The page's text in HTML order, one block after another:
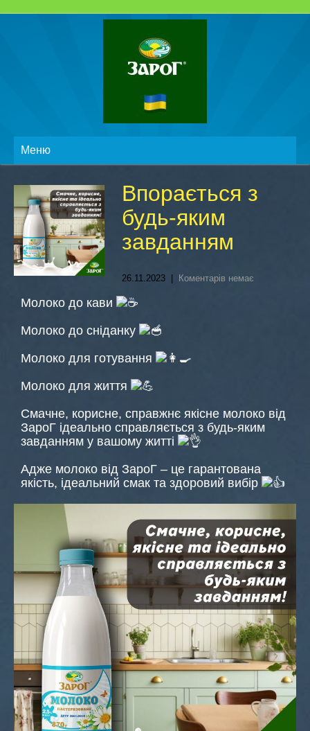
Меню
Впорається з
будь-яким
завданням
26.11.2023 Коментарів немає
Молоко до кави
Молоко до сніданку
Молоко для готування
Молоко для життя
Смачне, корисне, справжнє якісне молоко від
ЗароГ ідеально справляється з будь-яким
завданням у вашому житті
Адже молоко від ЗароГ – це гарантована
якість, ідеальний смак та здоровий вибір